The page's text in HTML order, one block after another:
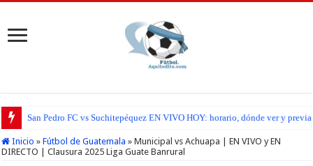
San Pedro FC vs Suchitepéquez EN VIVO HOY: horario, dónde ver y
Inicio » Fútbol de Guatemala » Municipal vs Achuapa | EN VIVO y EN
DIRECTO | Clausura 2025 Liga Guate Banrural